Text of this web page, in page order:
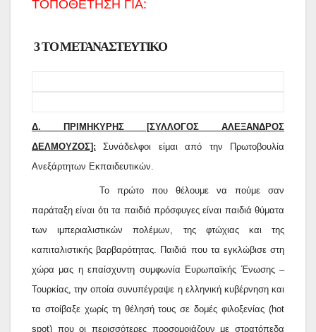
ΤΟΠΟΘΕΤΗΣΗ ΓΙΑ:
3 ΤΟ ΜΕΤΑΝΑΣΤΕΥΤΙΚΟ
Δ. ΠΡΙΜΗΚΥΡΗΣ [ΣΥΛΛΟΓΟΣ ΑΛΕΞΑΝΔΡΟΣ
ΔΕΛΜΟΥΖΟΣ]: Συνάδελφοι είμαι από την Πρωτοβουλία
Ανεξάρτητων Εκπαιδευτικών.
Το πρώτο που θέλουμε να πούμε σαν
παράταξη είναι ότι τα παιδιά πρόσφυγες είναι παιδιά θύματα
των ιμπεριαλιστικών πολέμων, της φτώχιας και της
καπιταλιστικής βαρβαρότητας. Παιδιά που τα εγκλώβισε στη
χώρα μας η επαίσχυντη συμφωνία Ευρωπαϊκής Ένωσης –
Τουρκίας, την οποία συνυπέγραψε η ελληνική κυβέρνηση και
τα στοίβαξε χωρίς τη θέλησή τους σε δομές φιλοξενίας (hot
spot) που οι περισσότερες προσομοιάζουν με στρατόπεδα